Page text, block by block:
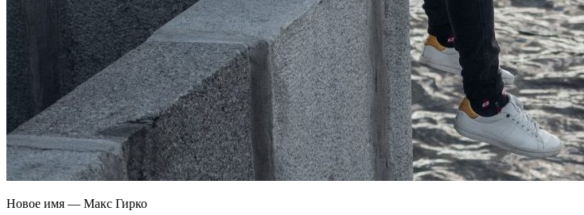
Новое имя — Макс Гирко